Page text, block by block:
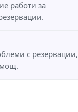
работи за
с резервации,